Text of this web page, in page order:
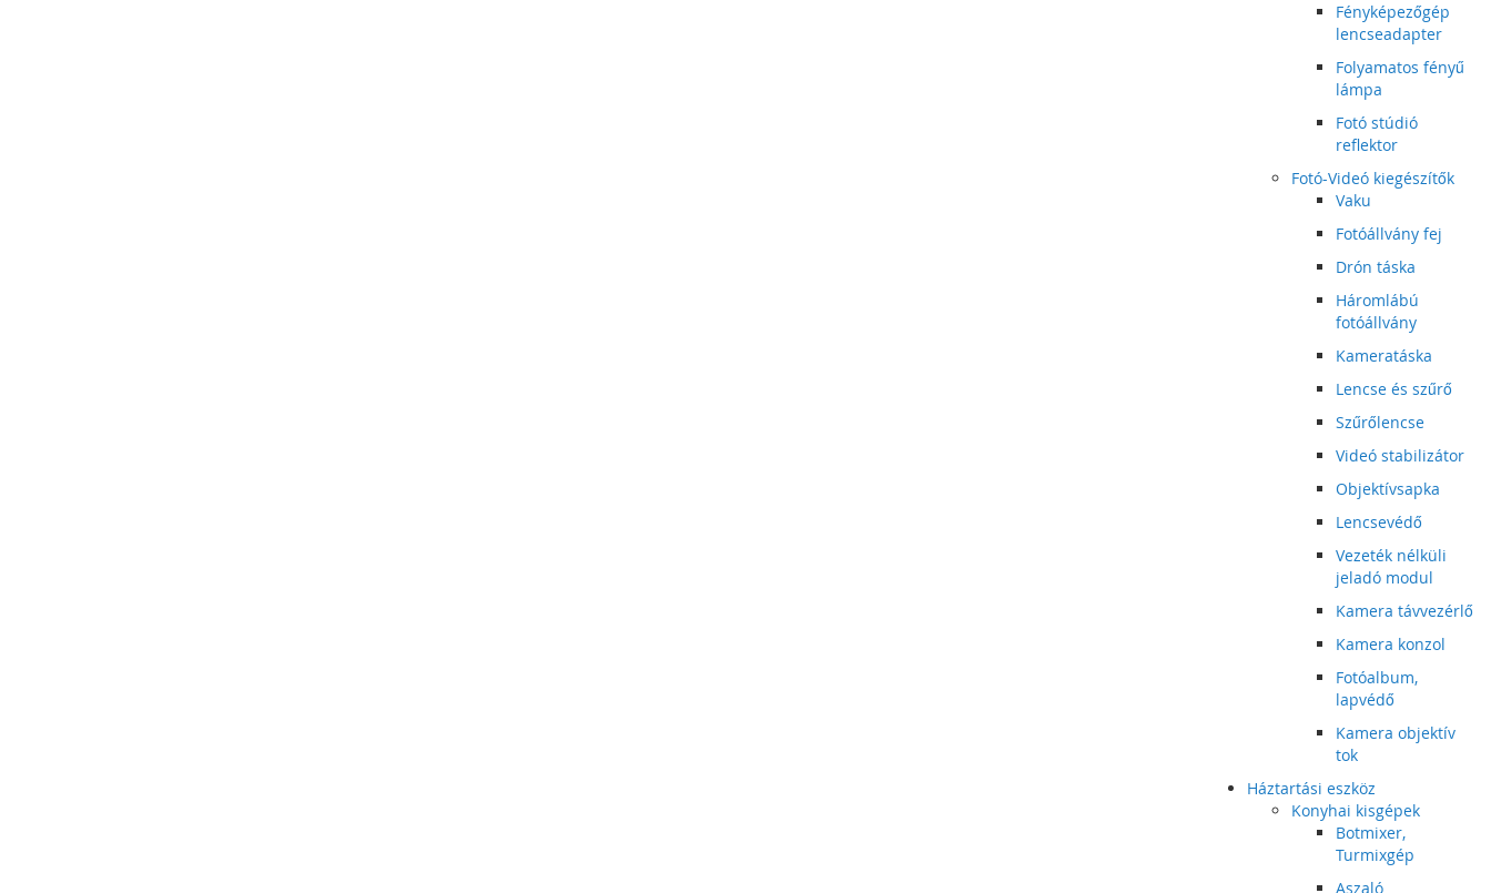
Fényképezőgép
lencseadapter
Folyamatos fényű
lámpa
Fotó stúdió
reflektor
Fotó-Videó kiegészítők
Vaku
Fotóállvány fej
Drón táska
Háromlábú
fotóállvány
Kameratáska
Lencse és szűrő
Szűrőlencse
Videó stabilizátor
Objektívsapka
Lencsevédő
Vezeték nélküli
jeladó modul
Kamera távvezérlő
Kamera konzol
Fotóalbum,
lapvédő
Kamera objektív
tok
Háztartási eszköz
Konyhai kisgépek
Botmixer,
Turmixgép
Aszaló